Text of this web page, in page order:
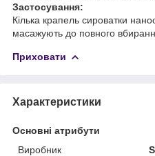
Застосування:
Кілька крапель сироватки
масажують до повного
Приховати
Характеристики
Основні атрибути
Виробник